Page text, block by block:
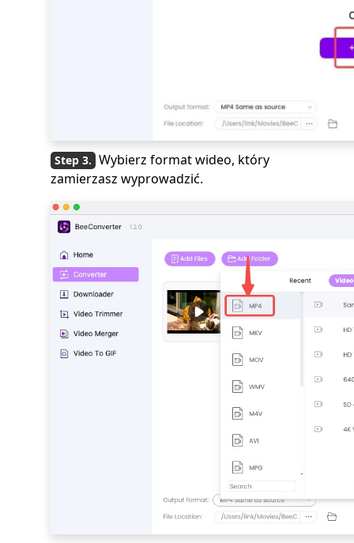
Wybierz format wideo, który
zamierzasz wyprowadzić.